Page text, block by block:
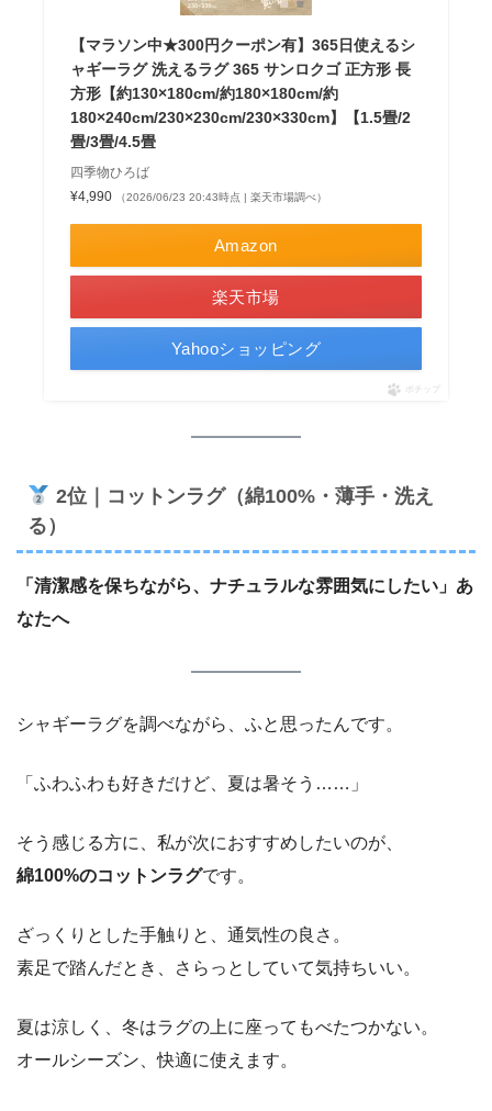
【マラソン中★300円クーポン有】365日使えるシ
ャギーラグ 洗えるラグ 365 サンロクゴ 正方形 長
方形【約130×180cm/約180×180cm/約
180×240cm/230×230cm/230×330cm】【1.5畳/2
畳/3畳/4.5畳
四季物ひろば
¥4,990
（2026/06/23 20:43時点 | 楽天市場調べ）
Amazon
楽天市場
Yahooショッピング
ポチップ
2位｜コットンラグ（綿100%・薄手・洗え
る）
「清潔感を保ちながら、ナチュラルな雰囲気にしたい」あ
なたへ
シャギーラグを調べながら、ふと思ったんです。
「ふわふわも好きだけど、夏は暑そう……」
そう感じる方に、私が次におすすめしたいのが、
綿100%のコットンラグです。
ざっくりとした手触りと、通気性の良さ。
素足で踏んだとき、さらっとしていて気持ちいい。
夏は涼しく、冬はラグの上に座ってもべたつかない。
オールシーズン、快適に使えます。